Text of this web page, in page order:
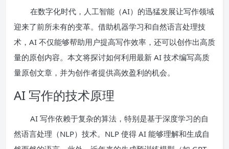
在数字化时代，人工智能（AI）的迅猛发展让写作领域
迎来了前所未有的变革。借助机器学习和自然语言处理技
术，AI 不仅能够帮助用户提高写作效率，还可以创作出高质
量的原创内容。本文将探讨如何利用最新 AI 技术编写高质
量原创文章，并为创作者提供高效盈利的机会。
AI 写作的技术原理
AI 写作依赖于复杂的算法，特别是基于深度学习的自
然语言处理（NLP）技术。NLP 使得 AI 能够理解和生成自